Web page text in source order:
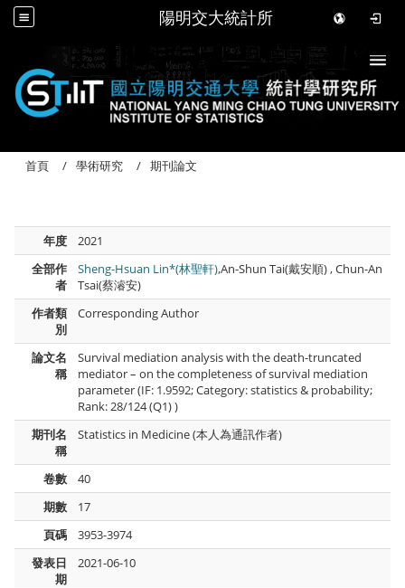
陽明交大統計所
首頁 學術研究 期刊論文
年度
2021
全部作
者
Sheng-Hsuan Lin*(林聖軒),An-Shun Tai(戴安順) , Chun-An
Tsai(蔡濬安)
作者類
別
Corresponding Author
論文名
稱
Survival mediation analysis with the death-truncated
mediator – on the completeness of survival mediation
parameter (IF: 1.9592; Category: statistics & probability;
Rank: 28/124 (Q1) )
期刊名
稱
Statistics in Medicine (本人為通訊作者)
卷數
40
期數
17
頁碼
3953-3974
發表日
期
2021-06-10